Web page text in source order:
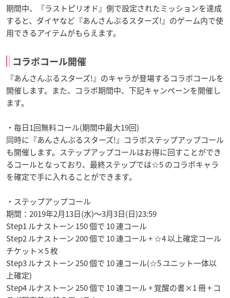
期間中、『ラストピリオド』側で設定されたミッションを達成
すると、ダイヤなど『あんさんぶるスターズ!』のゲーム内で使
用できるアイテムがもらえます。
コラボコール開催
『あんさんぶるスターズ!』のキャラが登場するコラボコールを
開催します。また、コラボ期間中、下記キャンペーンを開催し
ます。
・毎日1回無料コール(期間中最大19回)
同時に『あんさんぶるスターズ!』コラボステップアップコール
も開催します。ステップアップコールはお得に回すことができ
るコールとなっており、最終ステップでは☆5 のコラボキャラ
を確定で手に入れることができます。
・ステップアップコール
期間：2019年2月13日(水)〜3月3日(日)23:59
Step1 ルナストーン 150 個で 10 連コール
Step2 ルナストーン 200 個で 10 連コール + ☆4 以上確定コール
チケット×5 枚
Step3 ルナストーン 250 個で 10 連コール(☆5 ユニット一体以
上確定)
Step4 ルナストーン 250 個で 10 連コール + 覚醒の書×1 冊 + コ